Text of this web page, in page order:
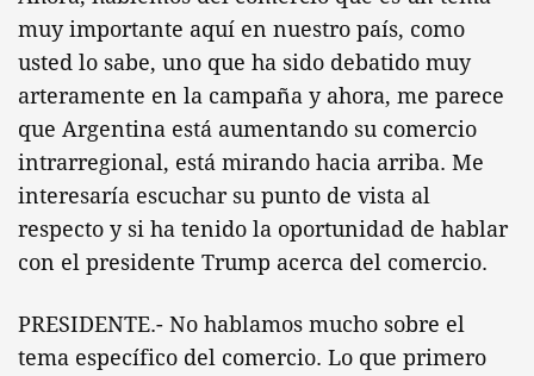
muy importante aquí en nuestro país, como
usted lo sabe, uno que ha sido debatido muy
arteramente en la campaña y ahora, me parece
que Argentina está aumentando su comercio
intrarregional, está mirando hacia arriba. Me
interesaría escuchar su punto de vista al
respecto y si ha tenido la oportunidad de hablar
con el presidente Trump acerca del comercio.
PRESIDENTE.- No hablamos mucho sobre el
tema específico del comercio. Lo que primero